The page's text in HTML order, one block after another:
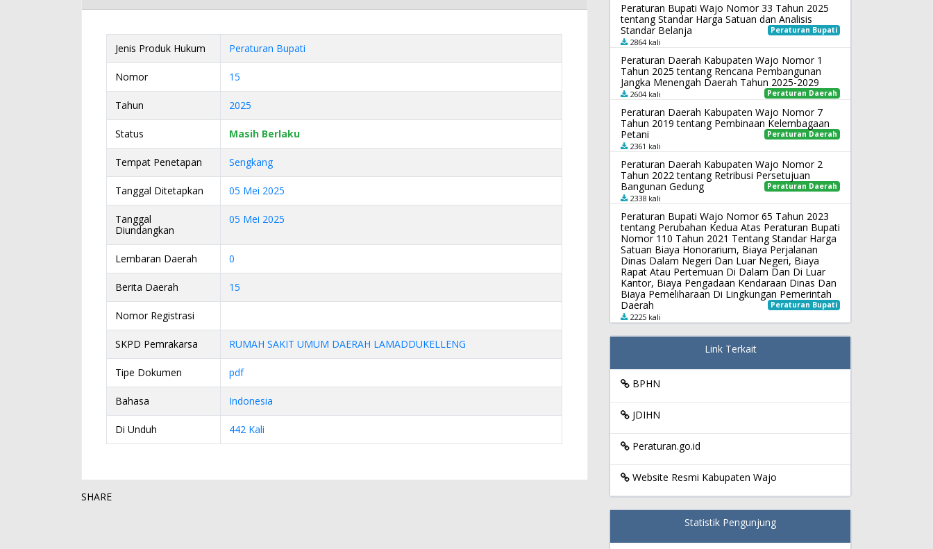
Jenis Produk Hukum Peraturan Bupati
Nomor 15
Tahun 2025
Status Masih Berlaku
Tempat Penetapan Sengkang
Tanggal Ditetapkan 05 Mei 2025
Tanggal
Diundangkan
05 Mei 2025
Lembaran Daerah 0
Berita Daerah 15
Nomor Registrasi
SKPD Pemrakarsa RUMAH SAKIT UMUM DAERAH LAMADDUKELLENG
Tipe Dokumen pdf
Bahasa Indonesia
Di Unduh 442 Kali
SHARE
Peraturan Bupati Wajo Nomor 33 Tahun 2025
tentang Standar Harga Satuan dan Analisis
Standar Belanja
Peraturan Bupati
2864 kali
Peraturan Daerah Kabupaten Wajo Nomor 1
Tahun 2025 tentang Rencana Pembangunan
Jangka Menengah Daerah Tahun 2025-2029
Peraturan Daerah
2604 kali
Peraturan Daerah Kabupaten Wajo Nomor 7
Tahun 2019 tentang Pembinaan Kelembagaan
Petani
Peraturan Daerah
2361 kali
Peraturan Daerah Kabupaten Wajo Nomor 2
Tahun 2022 tentang Retribusi Persetujuan
Bangunan Gedung
Peraturan Daerah
2338 kali
Peraturan Bupati Wajo Nomor 65 Tahun 2023
tentang Perubahan Kedua Atas Peraturan Bupati
Nomor 110 Tahun 2021 Tentang Standar Harga
Satuan Biaya Honorarium, Biaya Perjalanan
Dinas Dalam Negeri Dan Luar Negeri, Biaya
Rapat Atau Pertemuan Di Dalam Dan Di Luar
Kantor, Biaya Pengadaan Kendaraan Dinas Dan
Biaya Pemeliharaan Di Lingkungan Pemerintah
Daerah
Peraturan Bupati
2225 kali
Link Terkait
BPHN
JDIHN
Peraturan.go.id
Website Resmi Kabupaten Wajo
Statistik Pengunjung